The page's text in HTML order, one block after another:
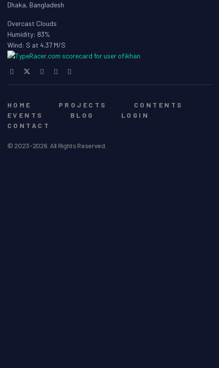
Dhaka, Bangladesh
Overcast Clouds
Humidity: 83%
Wind: S at 4.37 M/S
HOME PROJECTS
CONTENTS
EVENTS
BLOG
LOGIN
CONTACT
© 2023-2026. All Rights Reserved.